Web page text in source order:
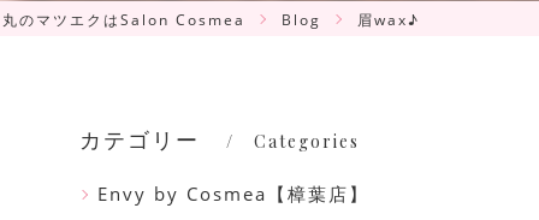
のマツエクはSalon Cosmea Blog 眉wax♪
カテゴリー Categories
Envy by Cosmea【樟葉店】